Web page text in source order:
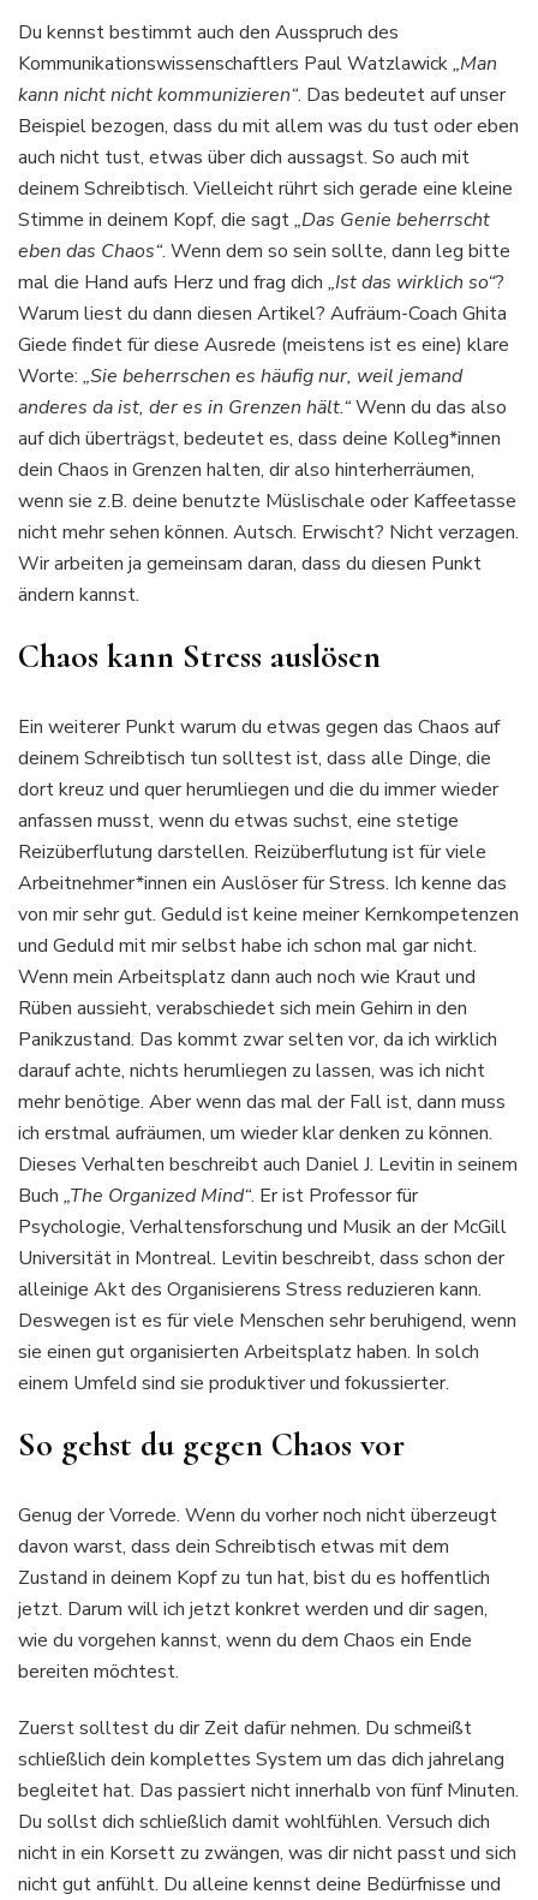
Du kennst bestimmt auch den Ausspruch des
Kommunikationswissenschaftlers Paul Watzlawick„Man
kann nicht nicht kommunizieren“. Das bedeutet auf unser
Beispiel bezogen, dass du mit allem was du tust oder eben
auch nicht tust, etwas über dich aussagst. So auch mit
deinem Schreibtisch. Vielleicht rührt sich gerade eine kleine
Stimme in deinem Kopf, die sagt„Das Genie beherrscht
eben das Chaos“. Wenn dem so sein sollte, dann leg bitte
mal die Hand aufs Herz und frag dich „Ist das wirklich so“?
Warum liest du dann diesen Artikel? Aufräum-Coach Ghita
Giede findet für diese Ausrede (meistens ist es eine) klare
Worte: „Sie beherrschen es häufig nur, weil jemand
anderes da ist, der es in Grenzen hält.“Wenn du das also
auf dich überträgst, bedeutet es, dass deine Kolleg*innen
dein Chaos in Grenzen halten, dir also hinterherräumen,
wenn sie z.B. deine benutzte Müslischale oder Kaffeetasse
nicht mehr sehen können. Autsch. Erwischt? Nicht verzagen.
Wir arbeiten ja gemeinsam daran, dass du diesen Punkt
ändern kannst.
Chaos kann Stress auslösen
Ein weiterer Punkt warum du etwas gegen das Chaos auf
deinem Schreibtisch tun solltest ist, dass alle Dinge, die
dort kreuz und quer herumliegen und die du immer wieder
anfassen musst, wenn du etwas suchst, eine stetige
Reizüberflutung darstellen. Reizüberflutung ist für viele
Arbeitnehmer*innen ein Auslöser für Stress. Ich kenne das
von mir sehr gut. Geduld ist keine meiner Kernkompetenzen
und Geduld mit mir selbst habe ich schon mal gar nicht.
Wenn mein Arbeitsplatz dann auch noch wie Kraut und
Rüben aussieht, verabschiedet sich mein Gehirn in den
Panikzustand. Das kommt zwar selten vor, da ich wirklich
darauf achte, nichts herumliegen zu lassen, was ich nicht
mehr benötige. Aber wenn das mal der Fall ist, dann muss
ich erstmal aufräumen, um wieder klar denken zu können.
Dieses Verhalten beschreibt auch Daniel J. Levitin in seinem
Buch „The Organized Mind“. Er ist Professor für
Psychologie, Verhaltensforschung und Musik an der McGill
Universität in Montreal. Levitin beschreibt, dass schon der
alleinige Akt des Organisierens Stress reduzieren kann.
Deswegen ist es für viele Menschen sehr beruhigend, wenn
sie einen gut organisierten Arbeitsplatz haben. In solch
einem Umfeld sind sie produktiver und fokussierter.
So gehst du gegen Chaos vor
Genug der Vorrede. Wenn du vorher noch nicht überzeugt
davon warst, dass dein Schreibtisch etwas mit dem
Zustand in deinem Kopf zu tun hat, bist du es hoffentlich
jetzt. Darum will ich jetzt konkret werden und dir sagen,
wie du vorgehen kannst, wenn du dem Chaos ein Ende
bereiten möchtest.
Zuerst solltest du dir Zeit dafür nehmen. Du schmeißt
schließlich dein komplettes System um das dich jahrelang
begleitet hat. Das passiert nicht innerhalb von fünf Minuten.
Du sollst dich schließlich damit wohlfühlen. Versuch dich
nicht in ein Korsett zu zwängen, was dir nicht passt und sich
nicht gut anfühlt. Du alleine kennst deine Bedürfnisse und